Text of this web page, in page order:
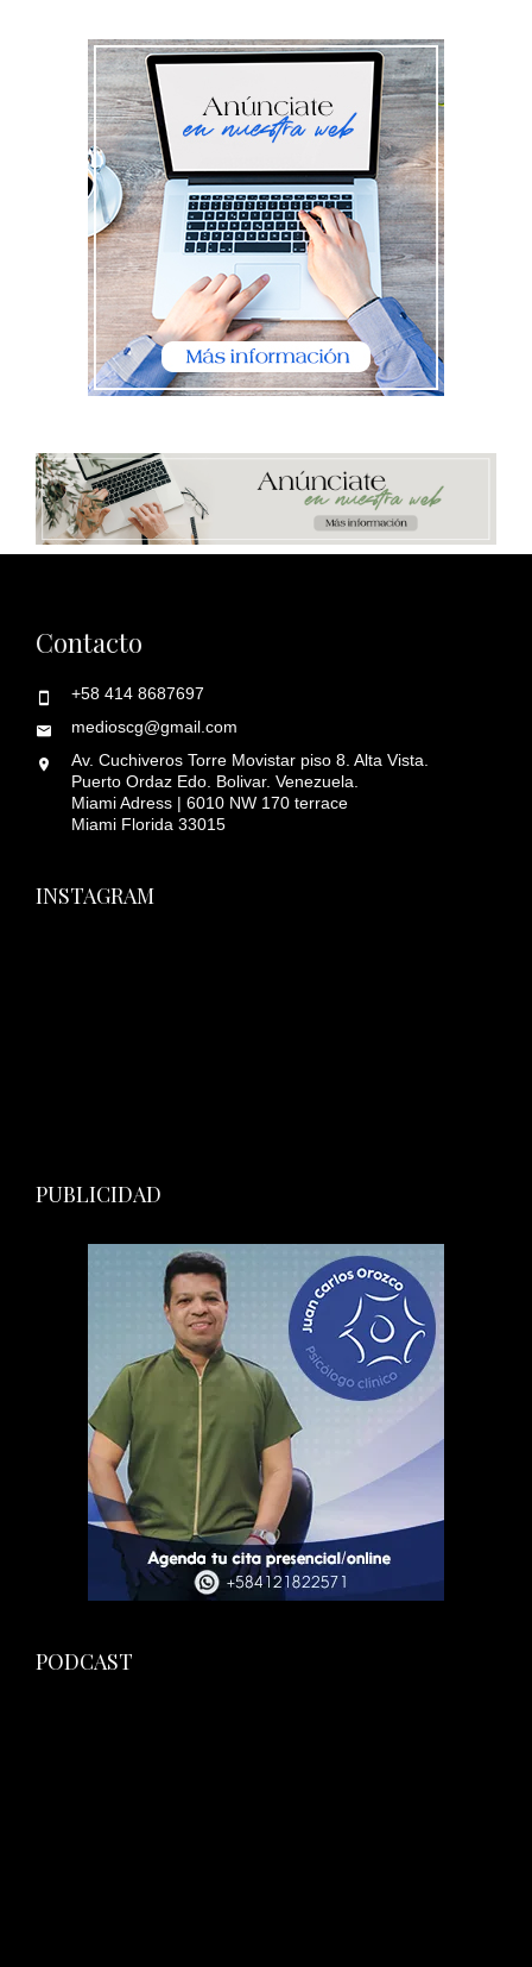
Contacto
+58 414 8687697
medioscg@gmail.com
Av. Cuchiveros Torre Movistar piso 8. Alta Vista.
Puerto Ordaz Edo. Bolivar. Venezuela.
Miami Adress | 6010 NW 170 terrace
Miami Florida 33015
INSTAGRAM
PUBLICIDAD
PODCAST